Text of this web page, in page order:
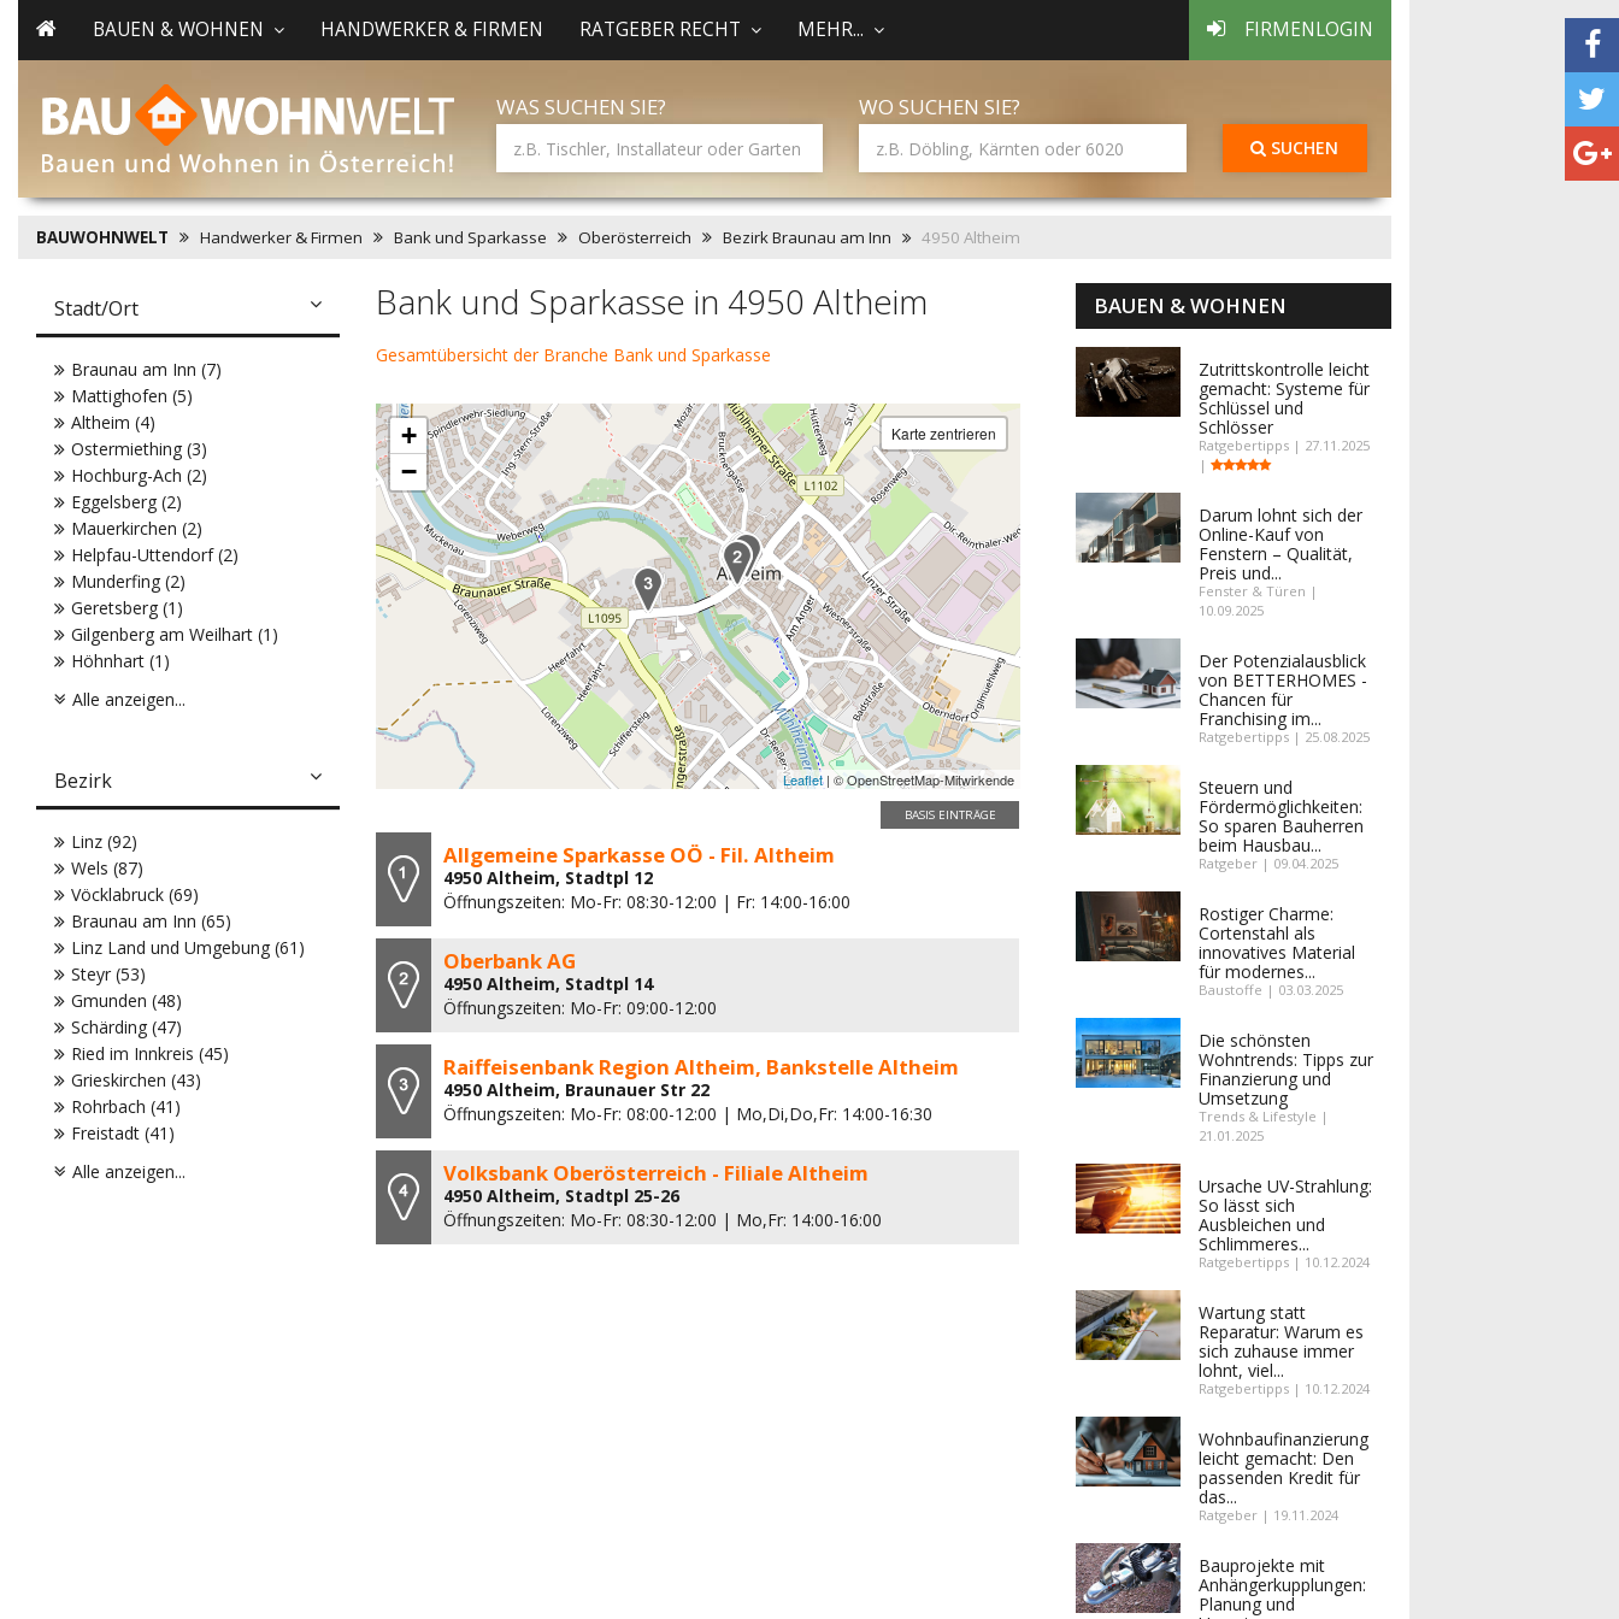
BAUEN & WOHNEN HANDWERKER & FIRMEN RATGEBER RECHT MEHR... FIRMENLOGIN
WAS SUCHEN SIE? WO SUCHEN SIE?
SUCHEN
BAUWOHNWELT Handwerker & Firmen Bank und Sparkasse Oberösterreich Bezirk Braunau am Inn 4950 Altheim
Bank und Sparkasse in 4950 Altheim
Gesamtübersicht der Branche Bank und Sparkasse
+
−
Karte zentrieren
Leaflet| © OpenStreetMap-Mitwirkende
BASIS EINTRÄGE
Allgemeine Sparkasse OÖ - Fil. Altheim
4950 Altheim, Stadtpl 12
Öffnungszeiten: Mo-Fr: 08:30-12:00 | Fr: 14:00-16:00
Oberbank AG
4950 Altheim, Stadtpl 14
Öffnungszeiten: Mo-Fr: 09:00-12:00
Raiffeisenbank Region Altheim, Bankstelle Altheim
4950 Altheim, Braunauer Str 22
Öffnungszeiten: Mo-Fr: 08:00-12:00 | Mo,Di,Do,Fr: 14:00-16:30
Volksbank Oberösterreich - Filiale Altheim
4950 Altheim, Stadtpl 25-26
Öffnungszeiten: Mo-Fr: 08:30-12:00 | Mo,Fr: 14:00-16:00
Stadt/Ort
Braunau am Inn (7)
Mattighofen (5)
Altheim (4)
Ostermiething (3)
Hochburg-Ach (2)
Eggelsberg (2)
Mauerkirchen (2)
Helpfau-Uttendorf (2)
Munderfing (2)
Geretsberg (1)
Gilgenberg am Weilhart (1)
Höhnhart (1)
Alle anzeigen...
Bezirk
Linz (92)
Wels (87)
Vöcklabruck (69)
Braunau am Inn (65)
Linz Land und Umgebung (61)
Steyr (53)
Gmunden (48)
Schärding (47)
Ried im Innkreis (45)
Grieskirchen (43)
Rohrbach (41)
Freistadt (41)
Alle anzeigen...
BAUEN & WOHNEN
Zutrittskontrolle leicht
gemacht: Systeme für
Schlüssel und
Schlösser
Ratgebertipps | 27.11.2025
|
Darum lohnt sich der
Online-Kauf von
Fenstern – Qualität,
Preis und...
Fenster & Türen |
10.09.2025
Der Potenzialausblick
von BETTERHOMES -
Chancen für
Franchising im...
Ratgebertipps | 25.08.2025
Steuern und
Fördermöglichkeiten:
So sparen Bauherren
beim Hausbau...
Ratgeber | 09.04.2025
Rostiger Charme:
Cortenstahl als
innovatives Material
für modernes...
Baustoffe | 03.03.2025
Die schönsten
Wohntrends: Tipps zur
Finanzierung und
Umsetzung
Trends & Lifestyle |
21.01.2025
Ursache UV-Strahlung:
So lässt sich
Ausbleichen und
Schlimmeres...
Ratgebertipps | 10.12.2024
Wartung statt
Reparatur: Warum es
sich zuhause immer
lohnt, viel...
Ratgebertipps | 10.12.2024
Wohnbaufinanzierung
leicht gemacht: Den
passenden Kredit für
das...
Ratgeber | 19.11.2024
Bauprojekte mit
Anhängerkupplungen:
Planung und